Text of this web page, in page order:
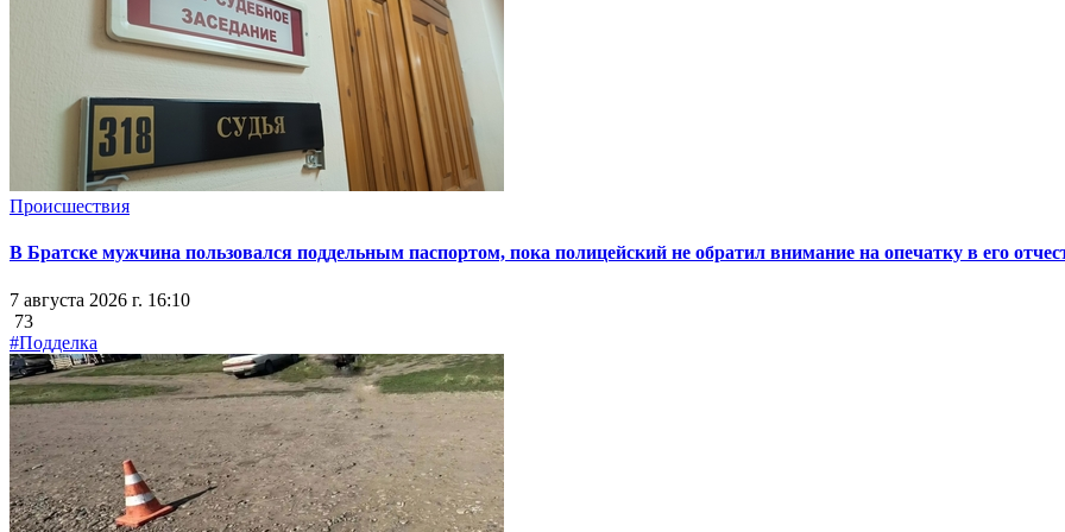
Происшествия
В Братске мужчина пользовался поддельным паспортом, пока полицейский не обратил внимание на опечатку в его
7 августа 2026 г. 16:10
73
#Подделка